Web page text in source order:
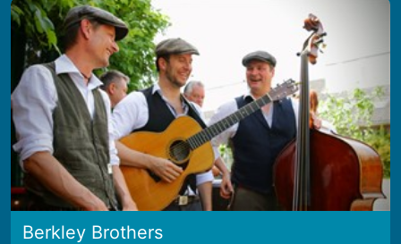
Berkley Brothers